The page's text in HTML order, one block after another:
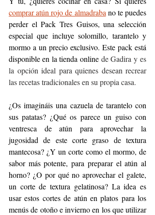
comprar atún rojo de almadraba no te puedes
perder el Pack Tres Guisos, una selección
especial que incluye solomillo, tarantelo y
mormo a un precio exclusivo. Este pack está
disponible en la tienda online de Gadira y es
la opción ideal para quienes desean recrear
las recetas tradicionales en su propia casa.
¿Os imagináis una cazuela de tarantelo con
sus patatas? ¿Qué os parece un guiso con
ventresca de atún para aprovechar la
jugosidad de este corte graso de textura
mantecosa? ¿Y un corte como el mormo, de
sabor más potente, para preparar el atún al
horno? ¿O por qué no aprovechar el galete,
un corte de textura gelatinosa? La idea es
usar estos cortes de atún en platos para los
menús de otoño e invierno en los que utilizar